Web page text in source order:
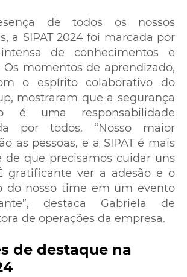
de todos os nossos
a SIPAT 2024 foi marcada por
de conhecimentos e
Os momentos de aprendizado,
o espírito colaborativo do
mostraram que a segurança
é uma responsabilidade
por todos. “Nosso maior
as pessoas, e a SIPAT é mais
de que precisamos cuidar uns
gratificante ver a adesão e o
do nosso time em um evento
destaca Gabriela de
de operações da empresa.
de destaque na